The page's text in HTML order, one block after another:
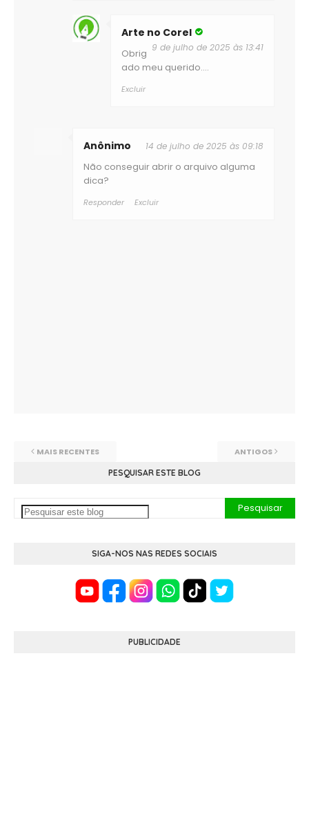
Arte no Corel
9 de julho de 2025 às 13:41
Obrig
ado meu querido....
Excluir
Anônimo 14 de julho de 2025 às 09:18
Não conseguir abrir o arquivo alguma
dica?
Responder Excluir
MAIS RECENTES ANTIGOS
PESQUISAR ESTE BLOG
SIGA-NOS NAS REDES SOCIAIS
PUBLICIDADE